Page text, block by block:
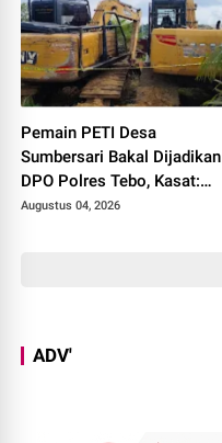
Pemain PETI Desa
Sumbersari Bakal Dijadikan
DPO Polres Tebo, Kasat:
Karena Tak Pernah Penuhi
Augustus 04, 2026
ADV'